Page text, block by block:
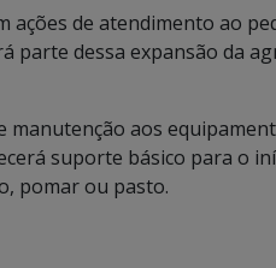
ações de atendimento ao
parte dessa expansão da
aos
suporte básico para o
pomar ou pasto.